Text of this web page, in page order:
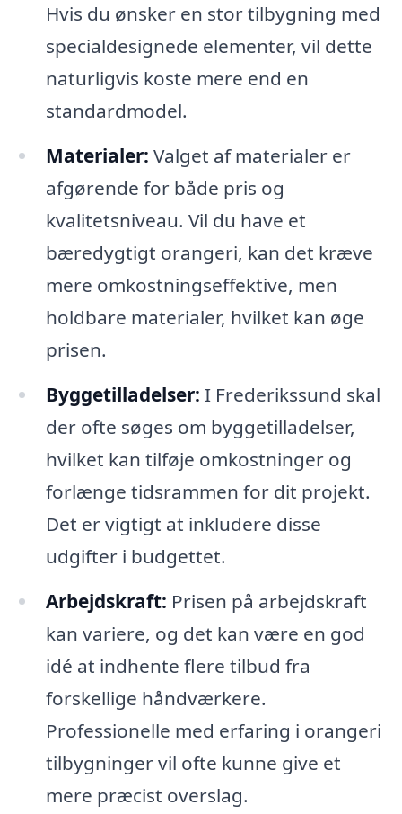
Hvis du ønsker en stor tilbygning med
specialdesignede elementer, vil dette
naturligvis koste mere end en
standardmodel.
Materialer: Valget af materialer er
afgørende for både pris og
kvalitetsniveau. Vil du have et
bæredygtigt orangeri, kan det kræve
mere omkostningseffektive, men
holdbare materialer, hvilket kan øge
prisen.
Byggetilladelser: I Frederikssund skal
der ofte søges om byggetilladelser,
hvilket kan tilføje omkostninger og
forlænge tidsrammen for dit projekt.
Det er vigtigt at inkludere disse
udgifter i budgettet.
Arbejdskraft: Prisen på arbejdskraft
kan variere, og det kan være en god
idé at indhente flere tilbud fra
forskellige håndværkere.
Professionelle med erfaring i orangeri
tilbygninger vil ofte kunne give et
mere præcist overslag.